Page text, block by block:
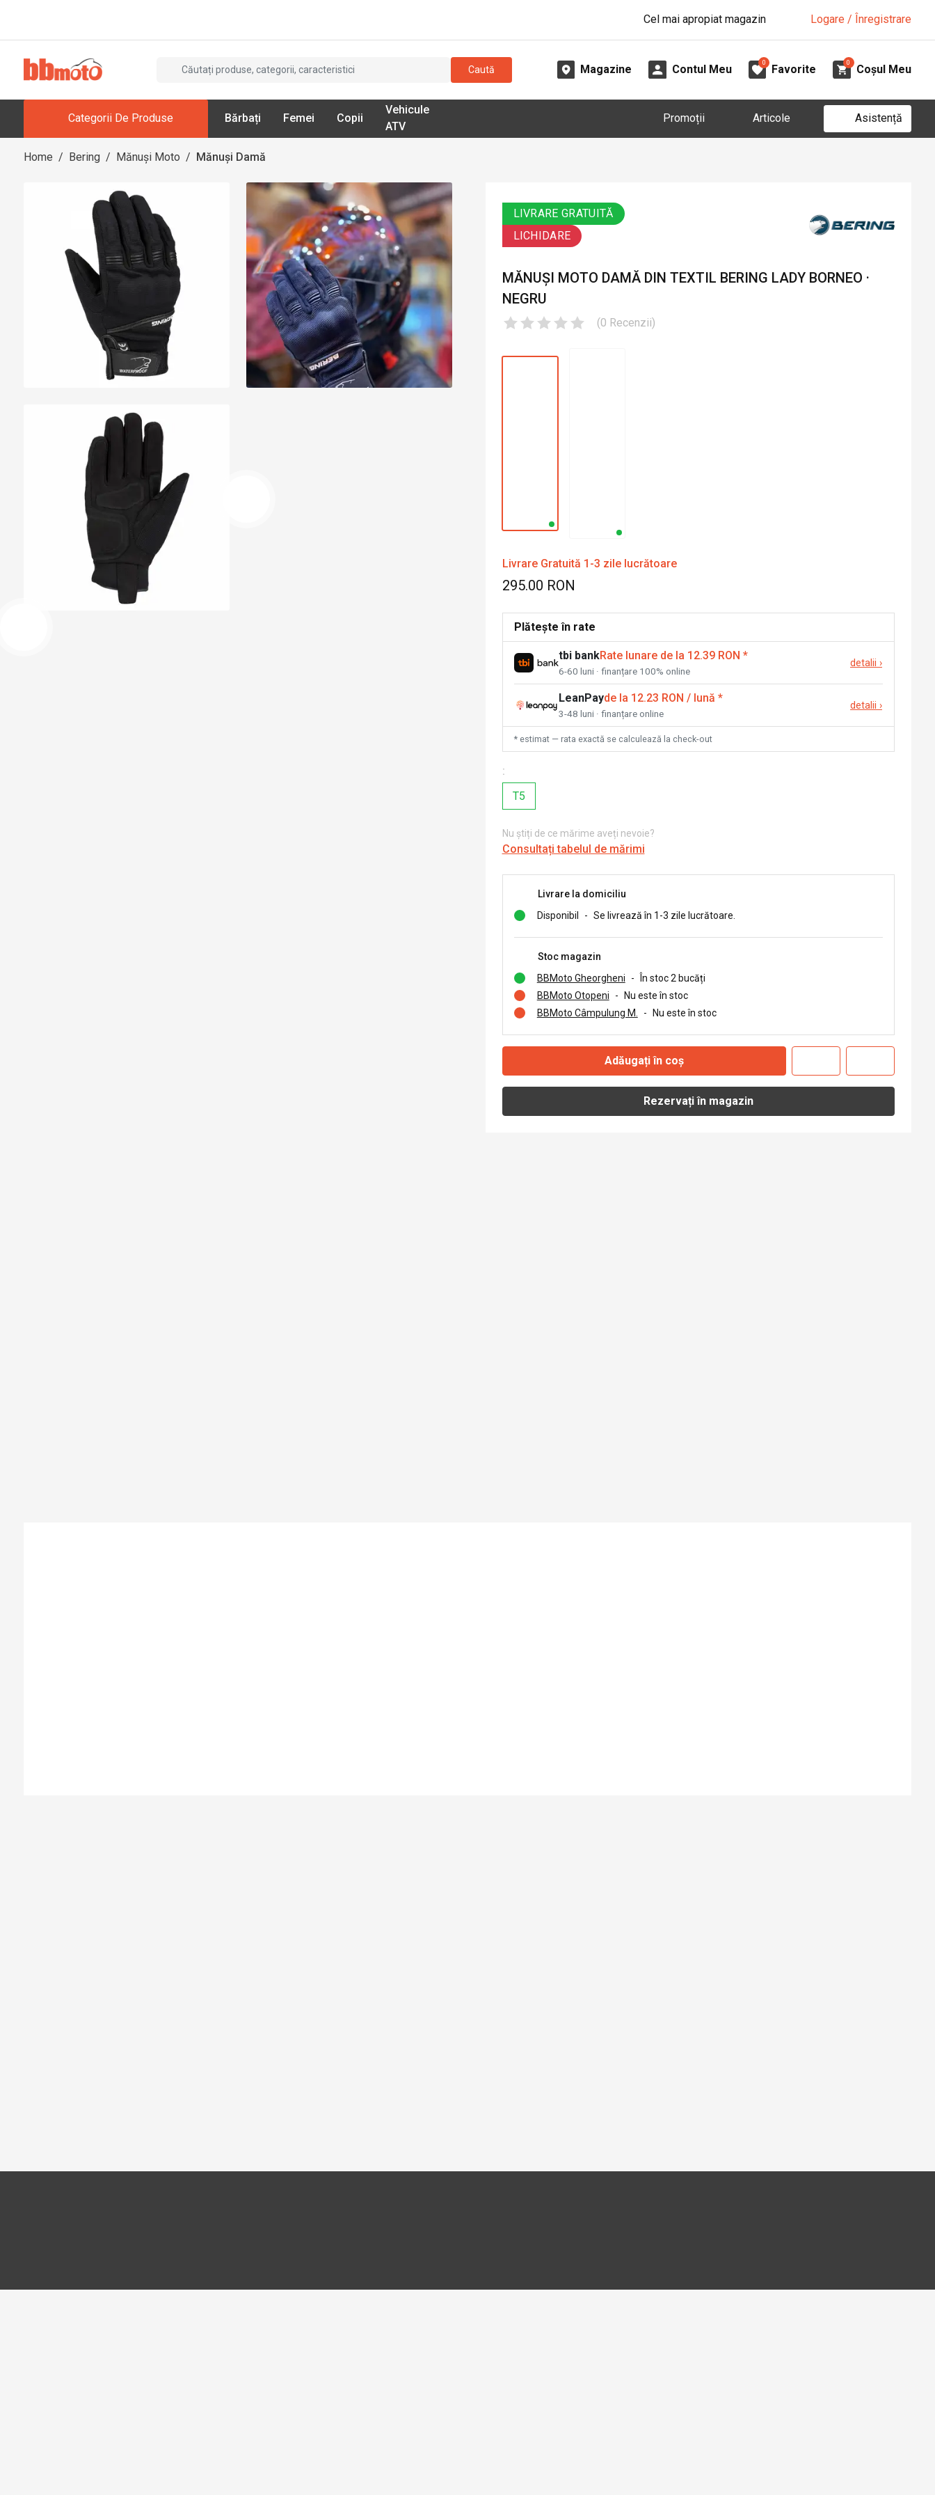
Cel mai apropiat magazin Logare / Înregistrare
Caută Magazine Contul Meu
0
Favorite
0
Coșul Meu
Categorii De Produse Bărbați Femei Copii
Vehicule
ATV
Promoții Articole Asistență
Home / Bering / Mănuși Moto / Mănuși Damă
LIVRARE GRATUITĂ
LICHIDARE
MĂNUȘI MOTO DAMĂ DIN TEXTIL BERING LADY BORNEO ·
NEGRU
(0 Recenzii)
Livrare Gratuită 1-3 zile lucrătoare
295.00 RON
Plătește în rate
tbi bankRate lunare de la 12.39 RON *
6-60 luni · finanțare 100% online
detalii ›
LeanPayde la 12.23 RON / lună *
3-48 luni · finanțare online
detalii ›
* estimat — rata exactă se calculează la check-out
:
T5
Nu știți de ce mărime aveți nevoie?
Consultați tabelul de mărimi
Livrare la domiciliu
Disponibil
- Se livrează în 1-3 zile lucrătoare.
Stoc magazin
BBMoto Gheorgheni
-
În stoc 2 bucăți
BBMoto Otopeni
-
Nu este în stoc
BBMoto Câmpulung M.
- Nu este în stoc
Adăugați în coș
Rezervați în magazin